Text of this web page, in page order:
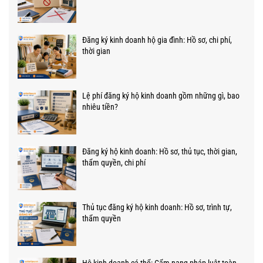
Đăng ký kinh doanh hộ gia đình: Hồ sơ, chi phí,
thời gian
Lệ phí đăng ký hộ kinh doanh gồm những gì, bao
nhiêu tiền?
Đăng ký hộ kinh doanh: Hồ sơ, thủ tục, thời gian,
thẩm quyền, chi phí
Thủ tục đăng ký hộ kinh doanh: Hồ sơ, trình tự,
thẩm quyền